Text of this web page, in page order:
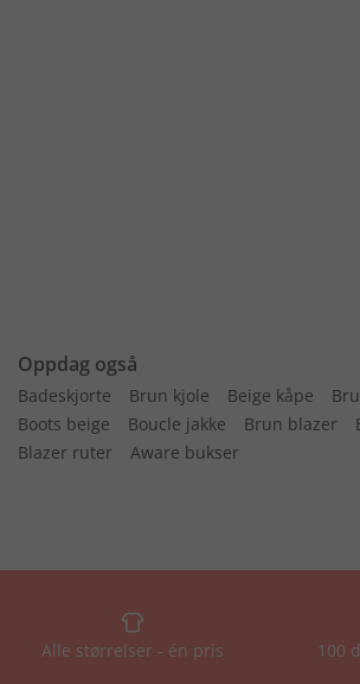
Oppdag også
Badeskjorte Brun kjole Beige kåpe
Boots beige
Boucle jakke Brun blazer
Blazer ruter
Aware bukser
Alle størrelser - én pris 100